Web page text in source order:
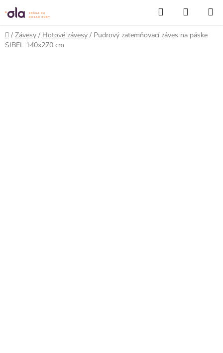
Prejsť
na
obsah
Hľadať
KOŠÍK
Domov
/ Závesy / Hotové závesy / Pudrový zatemňovací záves na páske
SIBEL 140x270 cm